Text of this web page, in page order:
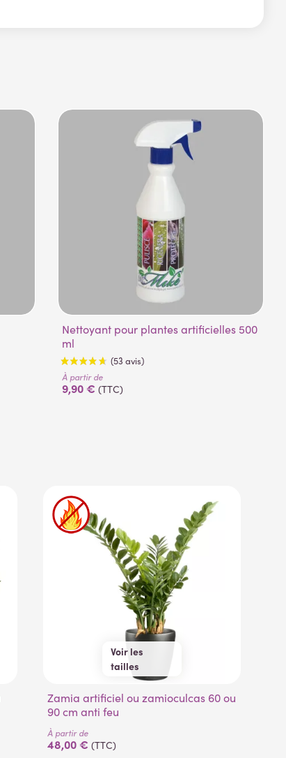
Nettoyant pour plantes artificielles 500
ml
(53 avis)
À partir de
9,90 € (TTC)
Voir les
tailles
60 cm90 cm
Zamia artificiel ou zamioculcas 60 ou
90 cm anti feu
À partir de
48,00 € (TTC)